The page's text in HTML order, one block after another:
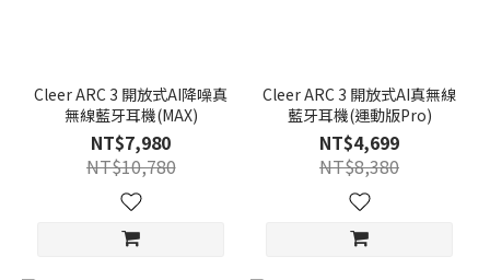
Cleer ARC 3 開放式AI降噪真
無線藍牙耳機(MAX)
NT$7,980
NT$10,780
Cleer ARC 3 開放式AI真無線
藍牙耳機(運動版Pro)
NT$4,699
NT$8,380